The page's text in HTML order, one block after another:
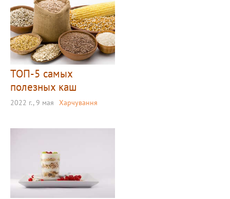
ТОП-5 самых
полезных каш
2022 г., 9 мая Харчування